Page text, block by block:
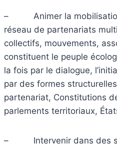
– Animer la mobilisation
réseau de partenariats
collectifs, mouvements,
constituent le peuple
la fois par le dialogue,
par des formes
partenariat, Constitutions
parlements territoriaux,
– Intervenir dans des